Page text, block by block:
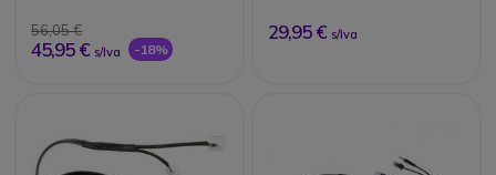
56,05 €
45,95 € s/Iva -18%
29,95 € s/Iva